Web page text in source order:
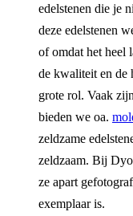
edelstenen die je
deze edelstenen
of omdat het heel
de kwaliteit en de
grote rol. Vaak
bieden we oa.
zeldzame
zeldzaam. Bij
ze apart
exemplaar is.